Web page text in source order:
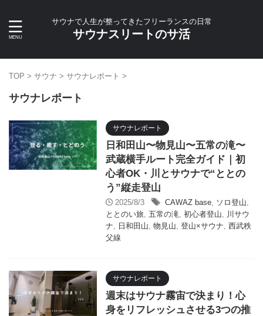
サウナで人生が整ってきたフリーランスの日常
サウナスリートのサ活
TOP > サウナ > サウナレポート >
サウナレポート
サウナレポート
日和田山〜物見山〜五常の滝〜
武蔵横手ルート完全ガイド｜初
心者OK・川とサウナで“ととの
う”縦走登山
2025/8/3 CAWAZ base, ソロ登山,
ととのい旅, 五常の滝, 初心者登山, 川サウ
ナ, 日和田山, 物見山, 登山×サウナ, 西武秩
父線
サウナレポート
週末はサウナ霧宙で決まり！心
身をリフレッシュさせる3つの推